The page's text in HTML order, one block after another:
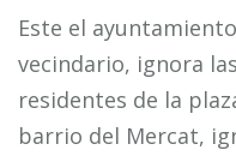
Este el
vecindario, ignora
residentes de la
barrio del Mercat,